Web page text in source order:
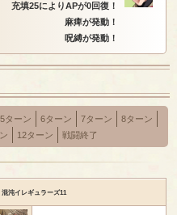
充填25によりAPが0回復！
麻痺が発動！
呪縛が発動！
5ターン 6ターン 7ターン
8ターン
12ターン 戦闘終了
混沌イレギュラーズ11